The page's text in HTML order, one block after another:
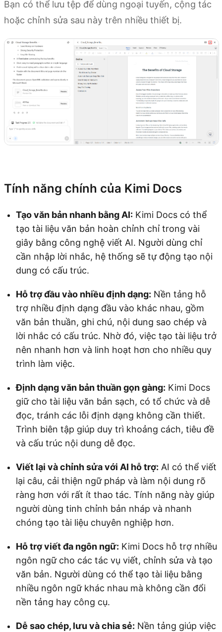
Bạn có thể lưu tệp để dùng ngoại tuyến, cộng tác
hoặc chỉnh sửa sau này trên nhiều thiết bị.
Tính năng chính của Kimi Docs
Tạo văn bản nhanh bằng AI: Kimi Docs có thể
tạo tài liệu văn bản hoàn chỉnh chỉ trong vài
giây bằng công nghệ viết AI. Người dùng chỉ
cần nhập lời nhắc, hệ thống sẽ tự động tạo nội
dung có cấu trúc.
Hỗ trợ đầu vào nhiều định dạng: Nền tảng hỗ
trợ nhiều định dạng đầu vào khác nhau, gồm
văn bản thuần, ghi chú, nội dung sao chép và
lời nhắc có cấu trúc. Nhờ đó, việc tạo tài liệu trở
nên nhanh hơn và linh hoạt hơn cho nhiều quy
trình làm việc.
Định dạng văn bản thuần gọn gàng: Kimi Docs
giữ cho tài liệu văn bản sạch, có tổ chức và dễ
đọc, tránh các lỗi định dạng không cần thiết.
Trình biên tập giúp duy trì khoảng cách, tiêu đề
và cấu trúc nội dung dễ đọc.
Viết lại và chỉnh sửa với AI hỗ trợ: AI có thể viết
lại câu, cải thiện ngữ pháp và làm nội dung rõ
ràng hơn với rất ít thao tác. Tính năng này giúp
người dùng tinh chỉnh bản nháp và nhanh
chóng tạo tài liệu chuyên nghiệp hơn.
Hỗ trợ viết đa ngôn ngữ: Kimi Docs hỗ trợ nhiều
ngôn ngữ cho các tác vụ viết, chỉnh sửa và tạo
văn bản. Người dùng có thể tạo tài liệu bằng
nhiều ngôn ngữ khác nhau mà không cần đổi
nền tảng hay công cụ.
Dễ sao chép, lưu và chia sẻ: Nền tảng giúp việc